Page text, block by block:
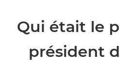
Qui était le
président